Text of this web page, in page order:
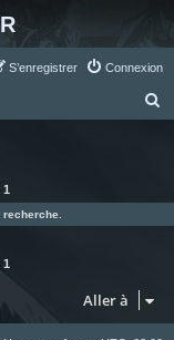
Connexion
S’enregistrer
e
1
1
Aller à